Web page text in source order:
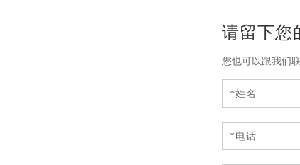
请留下您
您也可以跟我们